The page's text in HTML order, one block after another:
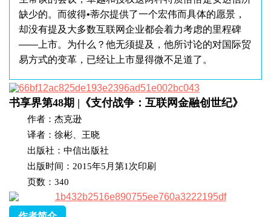
缺少的。而彼得•蒂尔提供了一个宏伟而具体的愿景，
却没有提及大多数互联网企业都会着力考虑的里程碑
——上市。为什么？他无须提及，他所讨论的对国际贸
易方式的变革，已经让上市显得微不足道了。
书享界第48期 |《支付战争：互联网金融创世纪》
作者：杰克逊
译者：徐彬、王晓
出版社：中信出版社
出版时间：2015年5月第1次印刷
页数：340